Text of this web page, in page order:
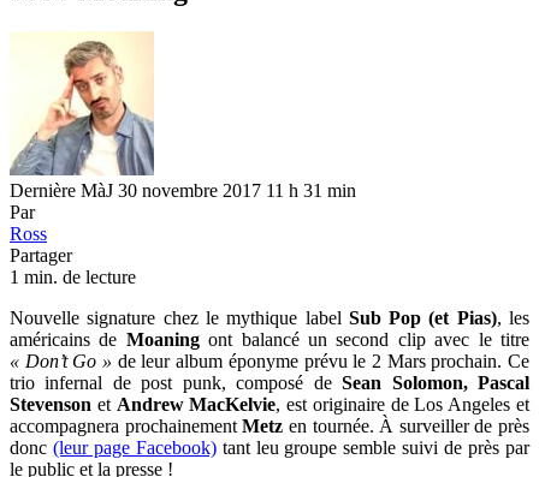
Dernière MàJ 30 novembre 2017 11 h 31 min
Par
Ross
Partager
1 min. de lecture
Nouvelle signature chez le mythique label Sub Pop (et Pias), les
américains de Moaningont balancé un second clip avec le titre
« Don’t Go » de leur album éponyme prévu le 2 Mars prochain. Ce
trio infernal de post punk, composé deSean Solomon, Pascal
Stevenson et Andrew MacKelvie, est originaire de Los Angeles et
accompagnera prochainementMetz en tournée. À surveiller de près
donc (leur page Facebook)tant leu groupe semble suivi de près par
le public et la presse !